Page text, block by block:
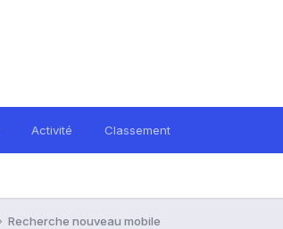
Activité Classement
Recherche nouveau mobile